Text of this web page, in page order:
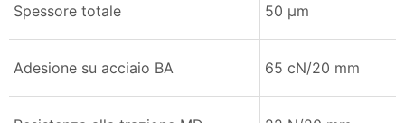
Spessore totale 50 µm
Adesione su acciaio BA 65 cN/20 mm